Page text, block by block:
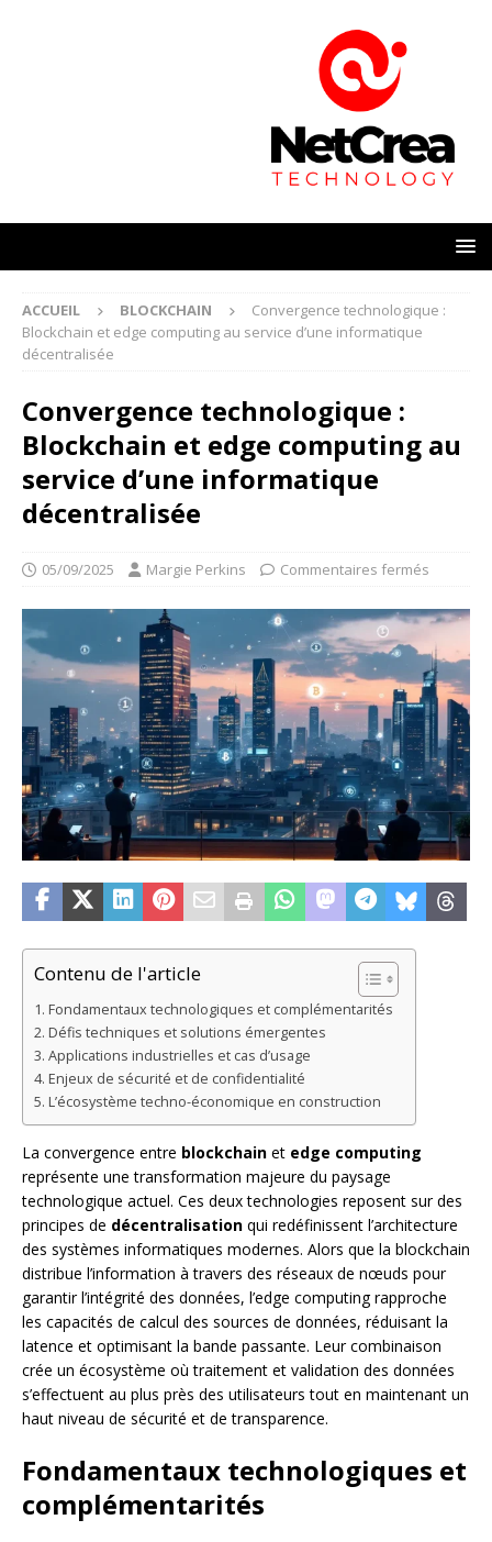
ACCUEIL BLOCKCHAIN
Convergence technologique :
Blockchain et edge computing au service d’une informatique
décentralisée
Convergence technologique :
Blockchain et edge computing au
service d’une informatique
décentralisée
05/09/2025 Margie Perkins Commentaires fermés
Contenu de l'article
Fondamentaux technologiques et complémentarités
Défis techniques et solutions émergentes
Applications industrielles et cas d’usage
Enjeux de sécurité et de confidentialité
L’écosystème techno-économique en construction
La convergence entre blockchain et edge computing
représente une transformation majeure du paysage
technologique actuel. Ces deux technologies reposent sur des
principes de décentralisation qui redéfinissent l’architecture
des systèmes informatiques modernes. Alors que la blockchain
distribue l’information à travers des réseaux de nœuds pour
garantir l’intégrité des données, l’edge computing rapproche
les capacités de calcul des sources de données, réduisant la
latence et optimisant la bande passante. Leur combinaison
crée un écosystème où traitement et validation des données
s’effectuent au plus près des utilisateurs tout en maintenant un
haut niveau de sécurité et de transparence.
Fondamentaux technologiques et
complémentarités